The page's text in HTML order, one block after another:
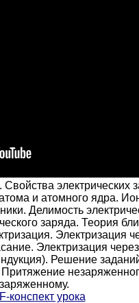
Свойства электрических
и атомного ядра.
Делимость
заряда. Теория
Электризация
Электризация
Решение
заряженному.
конспект урока